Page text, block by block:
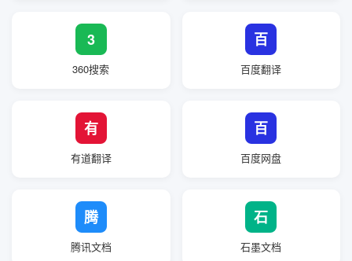
3
360搜索
百
百度翻译
有
有道翻译
百
百度网盘
腾
腾讯文档
石
石墨文档